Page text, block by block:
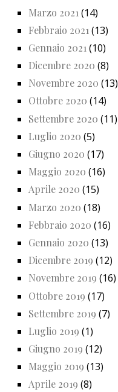
Marzo 2021 (14)
Febbraio 2021 (13)
Gennaio 2021 (10)
Dicembre 2020 (8)
Novembre 2020 (13)
Ottobre 2020 (14)
Settembre 2020 (11)
Luglio 2020 (5)
Giugno 2020 (17)
Maggio 2020 (16)
Aprile 2020 (15)
Marzo 2020 (18)
Febbraio 2020 (16)
Gennaio 2020 (13)
Dicembre 2019 (12)
Novembre 2019 (16)
Ottobre 2019 (17)
Settembre 2019 (7)
Luglio 2019 (1)
Giugno 2019 (12)
Maggio 2019 (13)
Aprile 2019 (8)